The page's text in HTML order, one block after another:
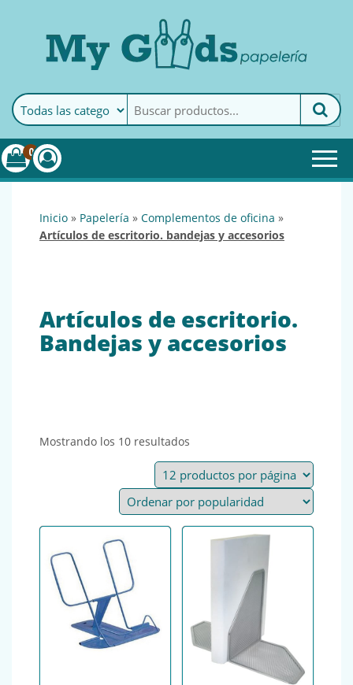
MyGoods · PapeleríaMy Goods es tu papelería
online de confianza. Podrás
encontrar todo lo necesario
0
inicio » papelería » complementos de oficina »
artículos de escritorio. bandejas y accesorios
Artículos de escritorio.
Bandejas y accesorios
Mostrando los 10 resultados